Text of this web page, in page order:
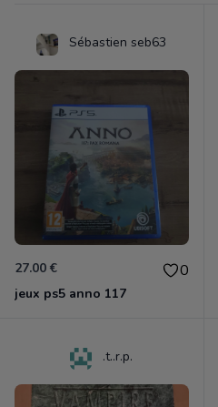
Sébastien seb63
27.00 € 0
jeux ps5 anno 117
.t..r.p.